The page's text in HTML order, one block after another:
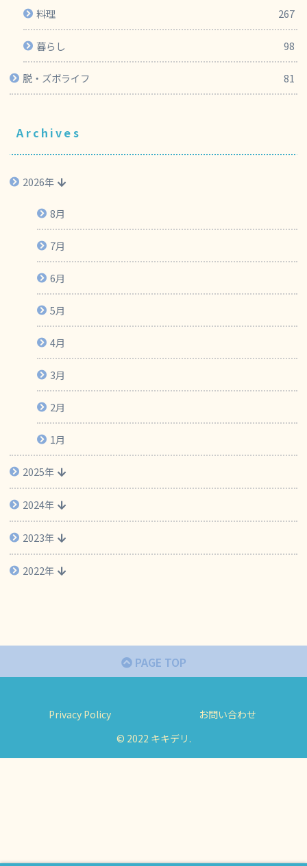
料理 267
暮らし 98
脱・ズボライフ 81
Archives
2026年
8月
7月
6月
5月
4月
3月
2月
1月
2025年
2024年
2023年
2022年
PAGE TOP
Privacy Policy
お問い合わせ
© 2022 キキデリ.